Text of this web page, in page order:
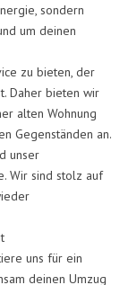
sondern
um deinen
zu bieten, der
Daher bieten wir
alten Wohnung
Gegenständen an.
unser
Wir sind stolz auf
uns für ein
deinen Umzug